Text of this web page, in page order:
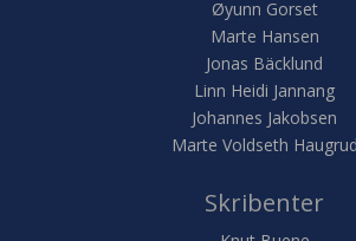
Øyunn Gorset
Marte Hansen
Jonas Bäcklund
Linn Heidi Jannang
Johannes Jakobsen
Marte Voldseth Haugrud
Skribenter